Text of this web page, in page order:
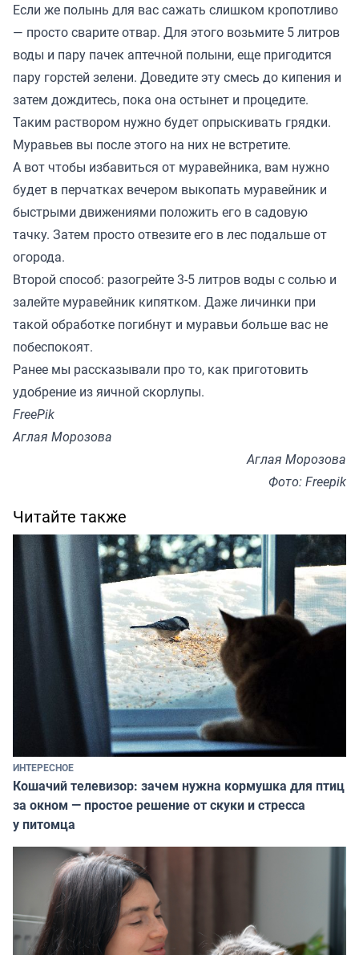
Если же полынь для вас сажать слишком кропотливо
— просто сварите отвар. Для этого возьмите 5 литров
воды и пару пачек аптечной полыни, еще пригодится
пару горстей зелени. Доведите эту смесь до кипения и
затем дождитесь, пока она остынет и процедите.
Таким раствором нужно будет опрыскивать грядки.
Муравьев вы после этого на них не встретите.
А вот чтобы избавиться от муравейника, вам нужно
будет в перчатках вечером выкопать муравейник и
быстрыми движениями положить его в садовую
тачку. Затем просто отвезите его в лес подальше от
огорода.
Второй способ: разогрейте 3-5 литров воды с солью и
залейте муравейник кипятком. Даже личинки при
такой обработке погибнут и муравьи больше вас не
побеспокоят.
Ранее мы рассказывали про то, как приготовить
удобрение из яичной скорлупы.
FreePik
Аглая Морозова
Аглая Морозова
Фото: Freepik
Читайте также
ИНТЕРЕСНОЕ
Кошачий телевизор: зачем нужна кормушка для птиц
за окном — простое решение от скуки и стресса
у питомца